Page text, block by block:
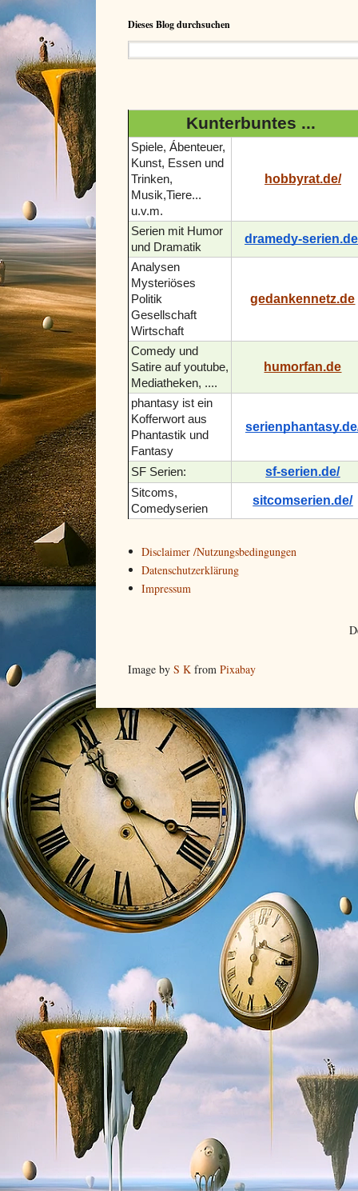
Dieses Blog durchsuchen
Kunterbuntes ...
Spiele, Ábenteuer,
Kunst, Essen und
Trinken,
Musik,Tiere...
u.v.m.
hobbyrat.de/
Serien mit Humor
und Dramatik
dramedy-
Analysen
Mysteriöses
Politik
Gesellschaft
Wirtschaft
gedankennetz.de
Comedy und
Satire auf youtube,
Mediatheken, ....
humorfan.de
phantasy ist ein
Kofferwort aus
Phantastik und
Fantasy
SF Serien: sf-serien.de/
Sitcoms,
Comedyserien
sitcomserien.de/
Disclaimer /Nutzungsbedingungen
Datenschutzerklärung
Impressum
Image by S K from Pixabay